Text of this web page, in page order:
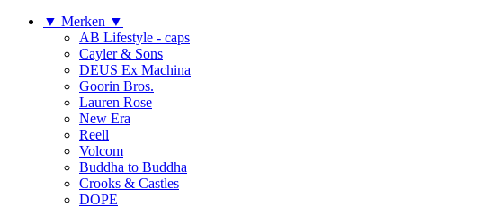
▼ Merken ▼
AB Lifestyle - caps
Cayler & Sons
DEUS Ex Machina
Goorin Bros.
Lauren Rose
New Era
Reell
Volcom
Buddha to Buddha
Crooks & Castles
DOPE